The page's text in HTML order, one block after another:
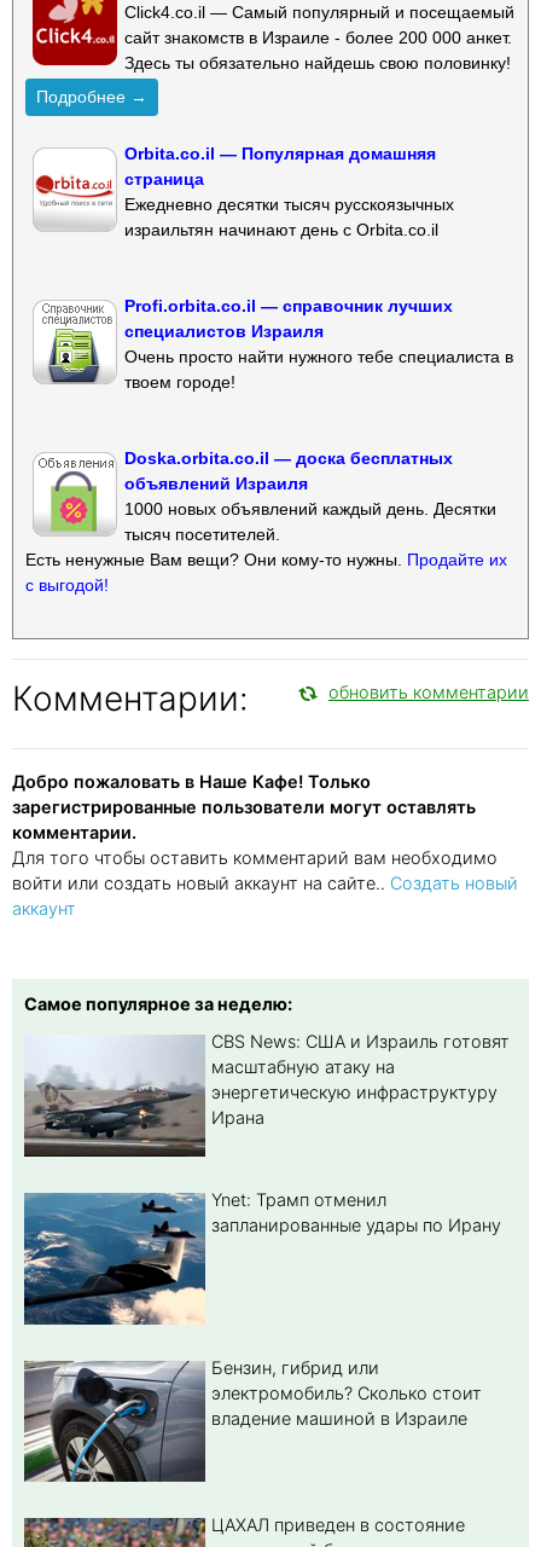
Click4.co.il — Самый популярный и посещаемый
сайт знакомств в Израиле - более 200 000 анкет.
Здесь ты обязательно найдешь свою половинку!
Подробнее →
Orbita.co.il — Популярная домашняя
страница
Ежедневно десятки тысяч русскоязычных
израильтян начинают день с Orbita.co.il
Profi.orbita.co.il — справочник лучших
специалистов Израиля
Очень просто найти нужного тебе специалиста в
твоем городе!
Doska.orbita.co.il — доска бесплатных
объявлений Израиля
1000 новых объявлений каждый день. Десятки
тысяч посетителей.
Есть ненужные Вам вещи? Они кому-то нужны. Продайте их
с выгодой!
Комментарии: обновить комментарии
Добро пожаловать в Наше Кафе! Только
зарегистрированные пользователи могут оставлять
комментарии.
Для того чтобы оставить комментарий вам необходимо
войти или создать новый аккаунт на сайте.. Создать новый
аккаунт
Самое популярное за неделю:
CBS News: США и Израиль готовят
масштабную атаку на
энергетическую инфраструктуру
Ирана
Ynet: Трамп отменил
запланированные удары по Ирану
Бензин, гибрид или
электромобиль? Cколько стоит
владение машиной в Израиле
ЦАХАЛ приведен в состояние